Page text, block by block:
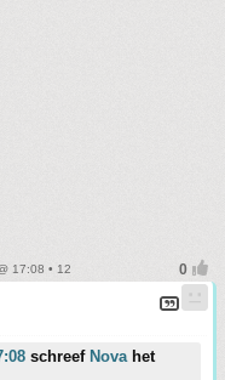
17:08 • 12
schreef Novahet